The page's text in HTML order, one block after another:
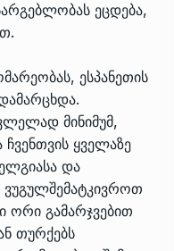
ეცდება,
ესპანეთის
მინიმუმ,
ყველაზე
და
ვუგულშემატკივროთ
ორი გამარჯვებით
თურქებს